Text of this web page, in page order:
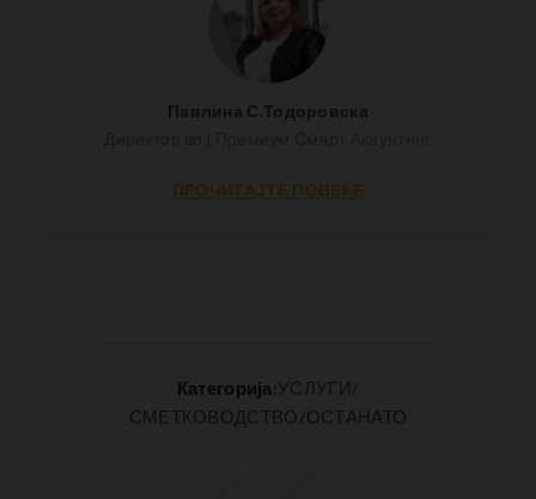
Павлина С.Тодоровска
ПРОЧИТАЈТЕ ПОВЕЌЕ
Категорија:УСЛУГИ/
СМЕТКОВОДСТВО/ОСТАНАТО